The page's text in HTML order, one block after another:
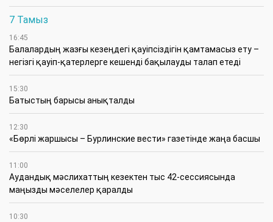
7 Тамыз
16:45
Балалардың жазғы кезеңдегі қауіпсіздігін қамтамасыз ету –
негізгі қауіп-қатерлерге кешенді бақылауды талап етеді
15:30
Батыстың барысы анықталды
12:30
«Бөрлі жаршысы – Бурлинские вести» газетінде жаңа басшы
11:00
Аудандық мәслихаттың кезектен тыс 42-сессиясында
маңызды мәселелер қаралды
10:30